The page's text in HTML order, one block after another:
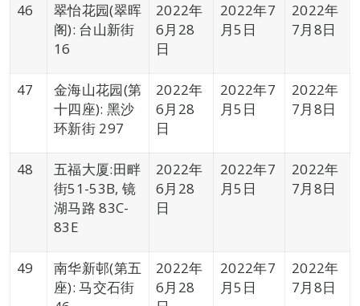
46
翠怡花园(翠晖
阁): 台山新街
16
2022年
6月28
日
2022年7
月5日
2022年
7月8日
47
金海山花园(第
十四座): 黑沙
环新街 297
2022年
6月28
日
2022年7
月5日
2022年
7月8日
48
五福大厦:田畔
街51-53B, 镜
湖马路 83C-
83E
2022年
6月28
日
2022年7
月5日
2022年
7月8日
49
南华新邨(第五
座): 马交石街
2022年
6月28
2022年7
月5日
2022年
7月8日